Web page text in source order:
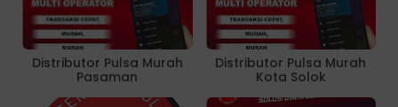
Distributor Pulsa Murah
Pasaman
Distributor Pulsa Murah
Kota Solok